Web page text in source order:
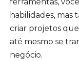
habilidades, mas
criar projetos
até mesmo se
negócio.